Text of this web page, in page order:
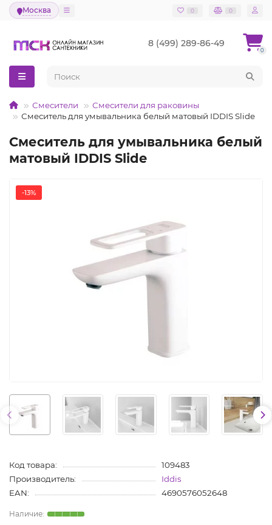
Москва 0 0
8 (499) 289-86-49
0
Смесители
Смесители для раковины
Смеситель для умывальника белый матовый IDDIS Slide
Смеситель для умывальника белый
матовый IDDIS Slide
-13%
Код товара:
109483
Производитель:
Iddis
EAN:
4690576052648